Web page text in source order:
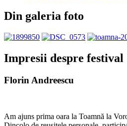
Din galeria foto
Impresii despre festival
Florin Andreescu
Am ajuns prima oara la Toamnă la